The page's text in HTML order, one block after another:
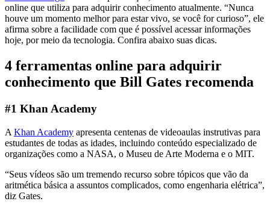
online que utiliza para adquirir conhecimento atualmente. “Nunca
houve um momento melhor para estar vivo, se você for curioso”, ele
afirma sobre a facilidade com que é possível acessar informações
hoje, por meio da tecnologia. Confira abaixo suas dicas.
4 ferramentas online para adquirir
conhecimento que Bill Gates recomenda
#1 Khan Academy
A Khan Academy apresenta centenas de videoaulas instrutivas para
estudantes de todas as idades, incluindo conteúdo especializado de
organizações como a NASA, o Museu de Arte Moderna e o MIT.
“Seus vídeos são um tremendo recurso sobre tópicos que vão da
aritmética básica a assuntos complicados, como engenharia elétrica”,
diz Gates.